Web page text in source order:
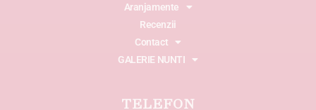
Aranjamente
Recenzii
Contact
GALERIE NUNTI
TELEFON